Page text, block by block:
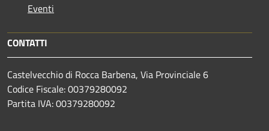
Eventi
CONTATTI
Castelvecchio di Rocca Barbena, Via Provinciale 6
Codice Fiscale: 00379280092
Partita IVA: 00379280092